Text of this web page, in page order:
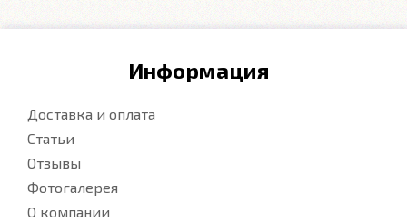
Информация
Доставка и оплата
Статьи
Отзывы
Фотогалерея
О компании